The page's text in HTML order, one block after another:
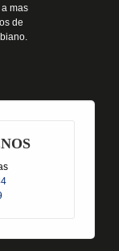
mas
de